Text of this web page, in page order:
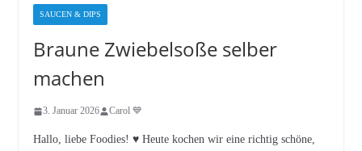
SAUCEN & DIPS
Braune Zwiebelsoße selber
machen
3. Januar 2026 Carol 💙
Hallo, liebe Foodies! ♥︎ Heute kochen wir eine richtig schöne,